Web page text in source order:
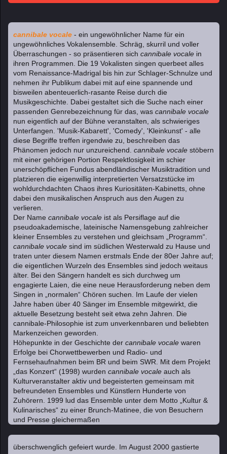
cannibale vocale - ein ungewöhnlicher Name für ein
ungewöhnliches Vokalensemble. Schräg, skurril und voller
Überraschungen - so präsentieren sich cannibale vocale in
ihren Programmen. Die 19 Vokalisten singen querbeet alles
vom Renaissance-Madrigal bis hin zur Schlager-Schnulze und
nehmen ihr Publikum dabei mit auf eine spannende und
bisweilen abenteuerlich-rasante Reise durch die
Musikgeschichte. Dabei gestaltet sich die Suche nach einer
passenden Genrebezeichnung für das, was cannibale vocale
nun eigentlich auf der Bühne veranstalten, als schwieriges
Unterfangen. 'Musik-Kabarett', 'Comedy', 'Kleinkunst' - alle
diese Begriffe treffen irgendwie zu, beschreiben das
Phänomen jedoch nur unzureichend. cannibale vocale stöbern
mit einer gehörigen Portion Respektlosigkeit im schier
unerschöpflichen Fundus abendländischer Musiktradition und
platzieren die eigenwillig interpretierten Versatzstücke im
wohldurchdachten Chaos ihres Kuriositäten-Kabinetts, ohne
dabei den musikalischen Anspruch aus den Augen zu
verlieren.
Der Name cannibale vocale ist als Persiflage auf die
pseudoakademische, lateinische Namensgebung zahlreicher
kleiner Ensembles zu verstehen und gleichsam „Programm“.
cannibale vocale sind im südlichen Westerwald zu Hause und
traten unter diesem Namen erstmals Ende der 80er Jahre auf;
die eigentlichen Wurzeln des Ensembles sind jedoch weitaus
älter. Bei den Sängern handelt es sich durchweg um
engagierte Laien, die eine neue Herausforderung neben dem
Singen in „normalen“ Chören suchen. Im Laufe der vielen
Jahre haben über 40 Sänger im Ensemble mitgewirkt, die
aktuelle Besetzung besteht seit etwa zehn Jahren. Die
cannibale-Philosophie ist zum unverkennbaren und beliebten
Markenzeichen geworden.
Höhepunkte in der Geschichte der cannibale vocale waren
Erfolge bei Chorwettbewerben und Radio- und
Fernsehaufnahmen beim BR und beim SWR. Mit dem Projekt
„das Konzert“ (1998) wurden cannibale vocale auch als
Kulturveranstalter aktiv und begeisterten gemeinsam mit
befreundeten Ensembles und Künstlern Hunderte von
Zuhörern. 1999 lud das Ensemble unter dem Motto „Kultur &
Kulinarisches“ zu einer Brunch-Matinee, die von Besuchern
und Presse gleichermaßen
überschwenglich gefeiert wurde. Im August 2000 gastierte